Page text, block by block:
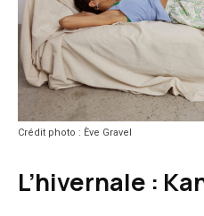
Crédit photo : Ève Gravel
L’hivernale :